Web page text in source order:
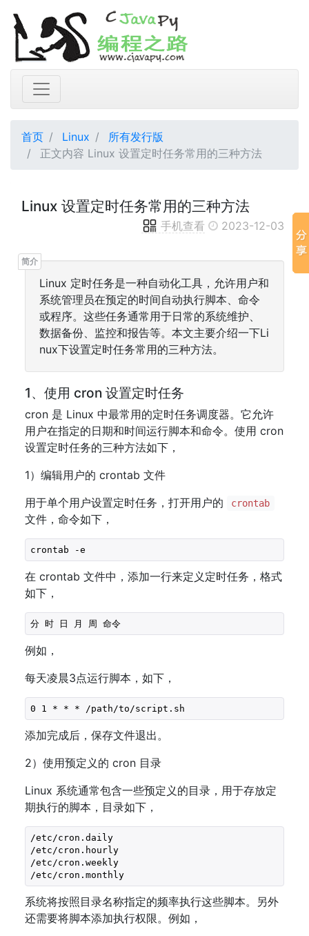
首页 Linux
所有发行版
正文内容 Linux 设置定时任务常用的三种方法
Linux 设置定时任务常用的三种方法
手机查看 2023-12-03
Linux 定时任务是一种自动化工具，允许用户和
系统管理员在预定的时间自动执行脚本、命令
或程序。这些任务通常用于日常的系统维护、
数据备份、监控和报告等。本文主要介绍一下Li
nux下设置定时任务常用的三种方法。
1、使用 cron 设置定时任务
cron 是 Linux 中最常用的定时任务调度器。它允许
用户在指定的日期和时间运行脚本和命令。使用 cron
设置定时任务的三种方法如下，
1）编辑用户的 crontab 文件
用于单个用户设置定时任务，打开用户的
crontab
文件，命令如下，
crontab -e
在 crontab 文件中，添加一行来定义定时任务，格式
如下，
分 时 日 月 周 命令
例如，
每天凌晨3点运行脚本，如下，
0 1 * * * /path/to/script.sh
添加完成后，保存文件退出。
2）使用预定义的 cron 目录
Linux 系统通常包含一些预定义的目录，用于存放定
期执行的脚本，目录如下，
/etc/cron.daily
/etc/cron.hourly
/etc/cron.weekly
/etc/cron.monthly
系统将按照目录名称指定的频率执行这些脚本。另外
还需要将脚本添加执行权限。例如，